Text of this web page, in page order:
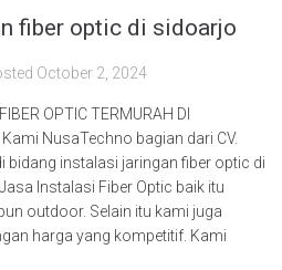
fiber optic di sidoarjo
October 2, 2024
OPTIC TERMURAH DI
NusaTechno bagian dari CV.
bidang instalasi jaringan fiber optic di
Instalasi Fiber Optic baik itu
outdoor. Selain itu kami juga
harga yang kompetitif. Kami